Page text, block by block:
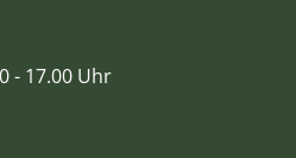
- 17.00 Uhr